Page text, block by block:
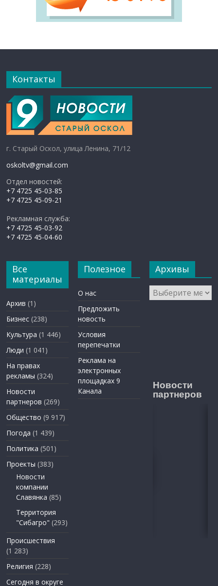
Контакты
г. Старый Оскол, улица Ленина, 71/12
oskoltv@gmail.com
Отдел новостей:
+7 4725 45-03-85
+7 4725 45-09-21
Рекламная служба:
+7 4725 45-03-92
+7 4725 45-04-60
Все
материалы
Архив (1)
Бизнес (238)
Культура (1 446)
Люди (1 041)
На правах
рекламы (324)
Новости
партнеров (269)
Общество (9 917)
Погода (1 439)
Политика (501)
Проекты (383)
Новости
компании
Славянка (85)
Территория
"Сибагро" (293)
Происшествия
(1 283)
Религия (228)
Сегодня в округе
Полезное
О нас
Предложить
новость
Условия
перепечатки
Реклама на
электронных
площадках 9
Канала
Архивы
Архивы
Новости
партнеров